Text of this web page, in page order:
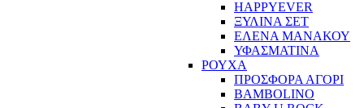
HAPPYEVER
ΞΥΛΙΝΑ ΣΕΤ
ΕΛΕΝΑ ΜΑΝΑΚΟΥ
ΥΦΑΣΜΑΤΙΝΑ
ΡΟΥΧΑ
ΠΡΟΣΦΟΡΑ ΑΓΟΡΙ
BAMBOLINO